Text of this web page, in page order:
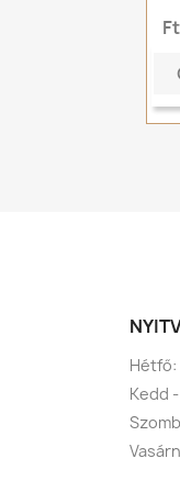
Hétfő:
Kedd